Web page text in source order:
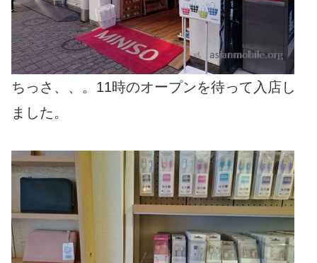
ちっさ、、。11時のオープンを待って入店し
ました。